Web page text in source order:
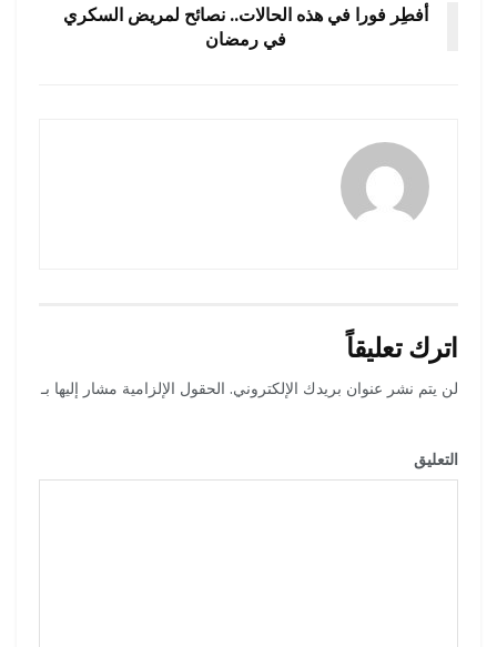
أفطِر فورا في هذه الحالات.. نصائح لمريض السكري
في رمضان
اترك تعليقاً
لن يتم نشر عنوان بريدك الإلكتروني. الحقول الإلزامية مشار إليها بـ
التعليق